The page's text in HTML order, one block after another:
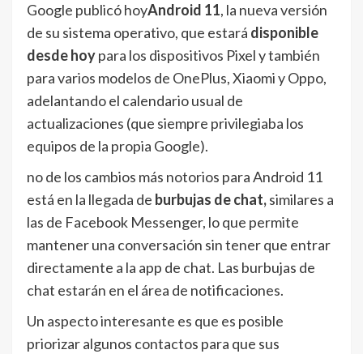
Google publicó hoyAndroid 11, la nueva versión
de su sistema operativo, que estará disponible
desde hoypara los dispositivos Pixel y también
para varios modelos de OnePlus, Xiaomi y Oppo,
adelantando el calendario usual de
actualizaciones (que siempre privilegiaba los
equipos de la propia Google).
no de los cambios más notorios para Android 11
está en la llegada de burbujas de chat,similares a
las de Facebook Messenger, lo que permite
mantener una conversación sin tener que entrar
directamente a la app de chat. Las burbujas de
chat estarán en el área de notificaciones.
Un aspecto interesante es que es posible
priorizar algunos contactos para que sus